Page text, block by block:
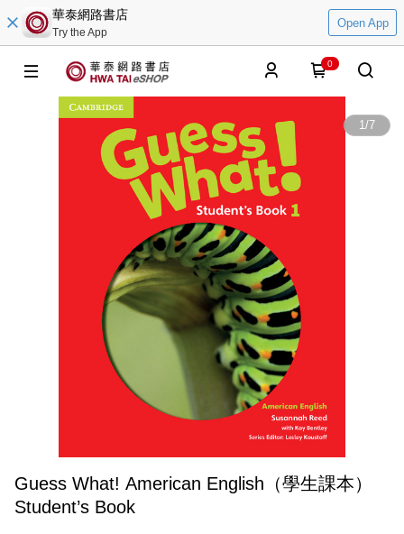
華泰網路書店
Try the App
Open App
0
1/7
Guess What! American English（學生課本）
Student’s Book